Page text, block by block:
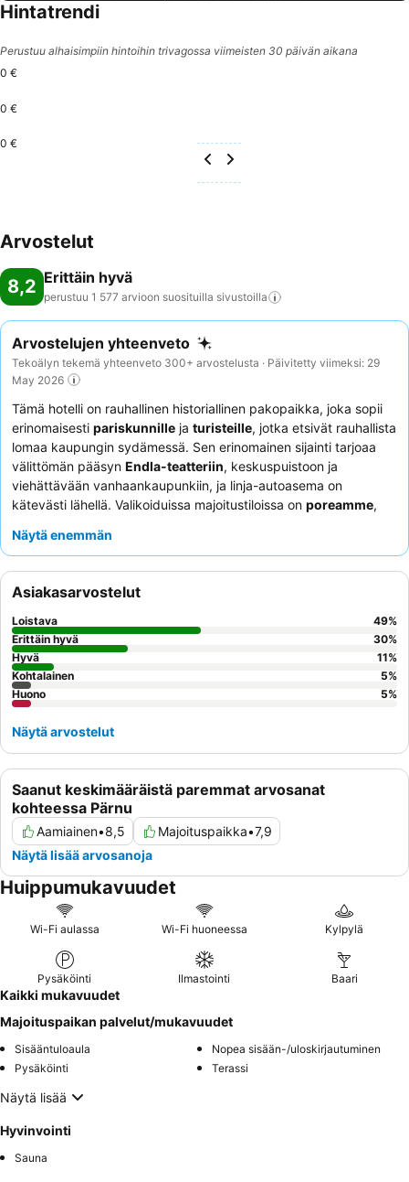
Hintatrendi
Perustuu alhaisimpiin hintoihin trivagossa viimeisten 30 päivän aikana
0 €
0 €
0 €
Arvostelut
8,2 Erittäin hyvä
perustuu 1 577 arvioon suosituilla sivustoilla
Arvostelujen yhteenveto
Tekoälyn tekemä yhteenveto 300+ arvostelusta · Päivitetty viimeksi: 29
May 2026
Tämä hotelli on rauhallinen historiallinen pakopaikka, joka sopii
erinomaisesti pariskunnille ja turisteille, jotka etsivät rauhallista
lomaa kaupungin sydämessä. Sen erinomainen sijainti tarjoaa
välittömän pääsyn Endla-teatteriin, keskuspuistoon ja
viehättävään vanhaankaupunkiin, ja linja-autoasema on
kätevästi lähellä. Valikoiduissa majoitustiloissa on poreamme,
Asiakkaat kehuvat jatkuvasti
sisältää usein lämpimiä ruokia ja vastavalmistettuja herkkuja.
Rauhallisempaa oleskelua varten asiakkaat saattavat suosia
huoneita, jotka eivät ole kadun puolella.
Näytä enemmän
Saanut keskimääräistä paremmat arvosanat
kohteessa Pärnu
Aamiainen•8,5 Majoituspaikka•7,9
Näytä lisää arvosanoja
Asiakasarvostelut
Loistava 49%
Erittäin hyvä
30%
Hyvä
11%
Kohtalainen
5%
Huono
5%
Näytä arvostelut
Huippumukavuudet
Wi-Fi aulassa Wi-Fi huoneessa Kylpylä
Pysäköinti Ilmastointi Baari
Kaikki mukavuudet
Majoituspaikan palvelut/mukavuudet
Sisääntuloaula
Nopea sisään-/uloskirjautuminen
Pysäköinti
Terassi
Näytä lisää
Hyvinvointi
Sauna